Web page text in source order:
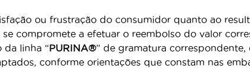
ou frustração do consumidor quanto ao
se compromete a efetuar o reembolso do valor
linha “PURINA®” de gramatura
conforme orientações que constam nas